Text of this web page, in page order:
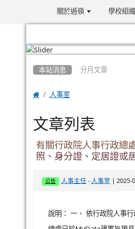
關於過嶺 學校組織
本站消息 分月文章
 人事室
文章列表
有關行政院人事行政總
照、身分證、定居證或
公告 人事主任- 人事室 | 2025-
說明： 一、 依行政院人事